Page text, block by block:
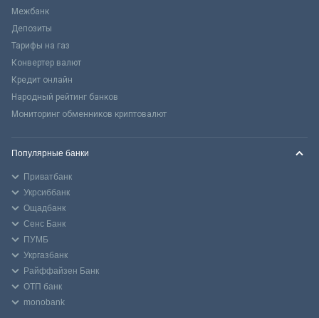
Межбанк
Депозиты
Тарифы на газ
Конвертер валют
Кредит онлайн
Народный рейтинг банков
Мониторинг обменников криптовалют
Популярные банки
Приватбанк
Укрсиббанк
Ощадбанк
Сенс Банк
ПУМБ
Укргазбанк
Райффайзен Банк
ОТП банк
monobank